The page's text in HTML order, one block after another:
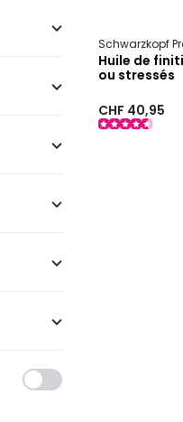
Schwarzkopf
Huile de
ou stressés
CHF 40,95